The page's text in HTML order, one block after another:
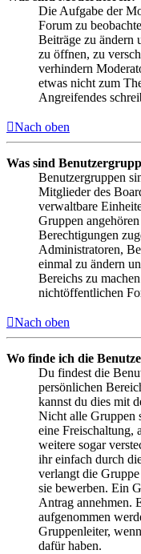
Die Aufgabe der
Forum zu
Beiträge zu ändern
zu öffnen, zu
verhindern
etwas nicht zum
Angreifendes
Nach oben
Was sind
Benutzergruppen
Mitglieder des
verwaltbare
Gruppen
Berechtigungen
Administratoren,
einmal zu ändern
Bereichs zu
nichtöffentlichen
Nach oben
Wo finde ich die
Du findest die
persönlichen
kannst du dies mit
Nicht alle Gruppen
eine Freischaltung,
weitere sogar
ihr einfach durch
verlangt die
sie bewerben. Ein
Antrag annehmen.
aufgenommen
Gruppenleiter,
dafür haben.